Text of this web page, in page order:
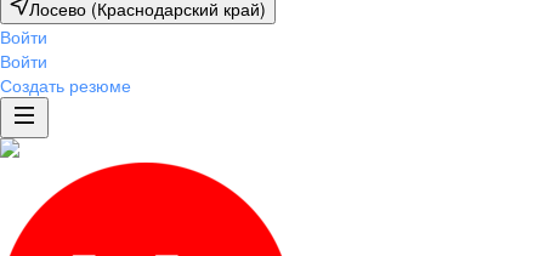
Лосево (Краснодарский край)
Войти
Войти
Создать резюме